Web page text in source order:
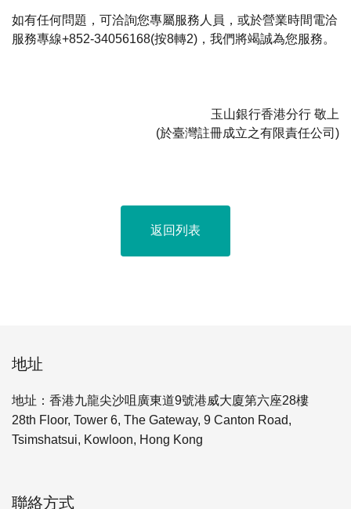
如有任何問題，可洽詢您專屬服務人員，或於營業時間電洽
服務專線+852-34056168(按8轉2)，我們將竭誠為您服務。
玉山銀行香港分行 敬上
(於臺灣註冊成立之有限責任公司)
返回列表
地址
地址：香港九龍尖沙咀廣東道9號港威大廈第六座28樓
28th Floor, Tower 6, The Gateway, 9 Canton Road,
Tsimshatsui, Kowloon, Hong Kong
聯絡方式